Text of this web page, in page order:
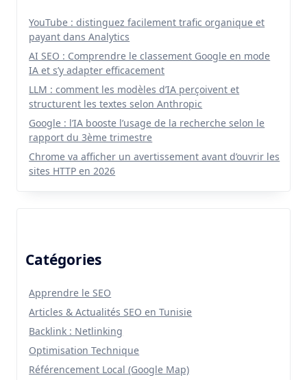
YouTube : distinguez facilement trafic organique et
payant dans Analytics
AI SEO : Comprendre le classement Google en mode
IA et s’y adapter efficacement
LLM : comment les modèles d’IA perçoivent et
structurent les textes selon Anthropic
Google : l’IA booste l’usage de la recherche selon le
rapport du 3ème trimestre
Chrome va afficher un avertissement avant d’ouvrir les
sites HTTP en 2026
Catégories
Apprendre le SEO
Articles & Actualités SEO en Tunisie
Backlink : Netlinking
Optimisation Technique
Référencement Local (Google Map)